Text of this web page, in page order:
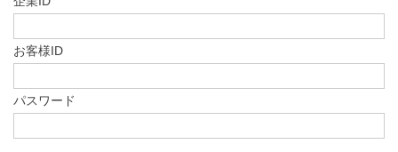
お客様ID
パスワード